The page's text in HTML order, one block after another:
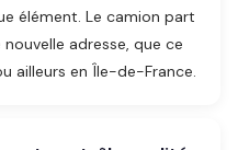
élément. Le camion part
adresse, que ce
ailleurs en Île-de-France.